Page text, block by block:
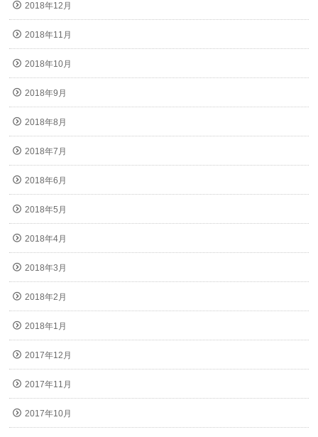
2018年12月
2018年11月
2018年10月
2018年9月
2018年8月
2018年7月
2018年6月
2018年5月
2018年4月
2018年3月
2018年2月
2018年1月
2017年12月
2017年11月
2017年10月